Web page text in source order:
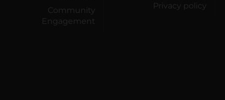
Community
Engagement
Privacy policy